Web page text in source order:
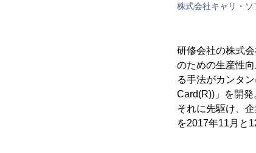
株式会社キャリ・ソ
研修会社の株式
のための生産性
る手法がカンタ
Card(R))」を開
それに先駆け、
を2017年11月と